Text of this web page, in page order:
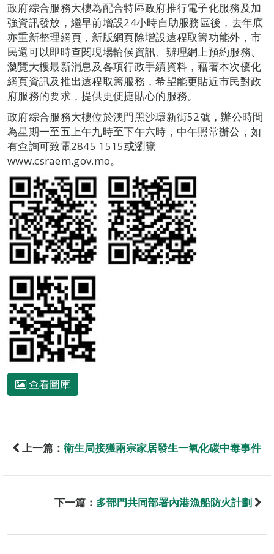
政府綜合服務大樓為配合特區政府推行電子化服務及加
強資訊發放，繼早前增設24小時自助服務區後，去年底
亦重新整理網頁，新版網頁除增設遠程取籌功能外，市
民還可以即時查閱現場輪候資訊、辦理網上預約服務、
瀏覽大樓最新消息及各項行政手續資料，藉著本次優化
網頁資訊及推出遠程取籌服務，希望能更貼近市民對政
府服務的要求，提供更便捷貼心的服務。
政府綜合服務大樓位於澳門黑沙環新街52號，辦公時間
為星期一至五上午九時至下午六時，中午照常辦公，如
有查詢可致電2845 1515或瀏覽
www.csraem.gov.mo。
查看圖庫
上一篇： 衛生局接獲兩宗家居發生一氧化碳中毒事件
下一篇： 多部門共同部署內港漁船防火計劃